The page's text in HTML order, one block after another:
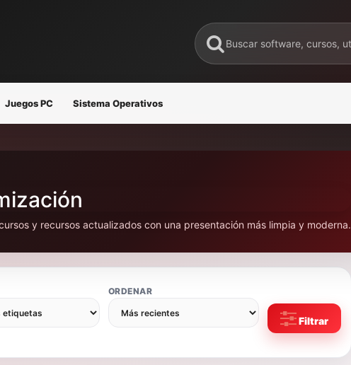
Juegos PC Sistema Operativos
y recursos actualizados con una presentación más limpia y moderna.
ORDENAR
Filtrar